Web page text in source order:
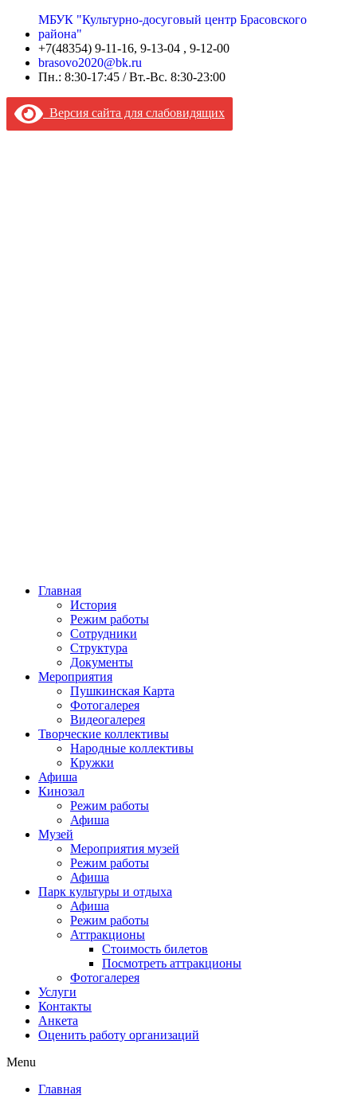
МБУК "Культурно-досуговый центр Брасовского
района"
+7(48354) 9-11-16, 9-13-04 , 9-12-00
brasovo2020@bk.ru
Пн.: 8:30-17:45 / Вт.-Вс. 8:30-23:00
Версия сайта для слабовидящих
Главная
История
Режим работы
Сотрудники
Структура
Документы
Мероприятия
Пушкинская Карта
Фотогалерея
Видеогалерея
Творческие коллективы
Народные коллективы
Кружки
Афиша
Кинозал
Режим работы
Афиша
Музей
Мероприятия музей
Режим работы
Афиша
Парк культуры и отдыха
Афиша
Режим работы
Аттракционы
Стоимость билетов
Посмотреть аттракционы
Фотогалерея
Услуги
Контакты
Анкета
Оценить работу организаций
Menu
Главная